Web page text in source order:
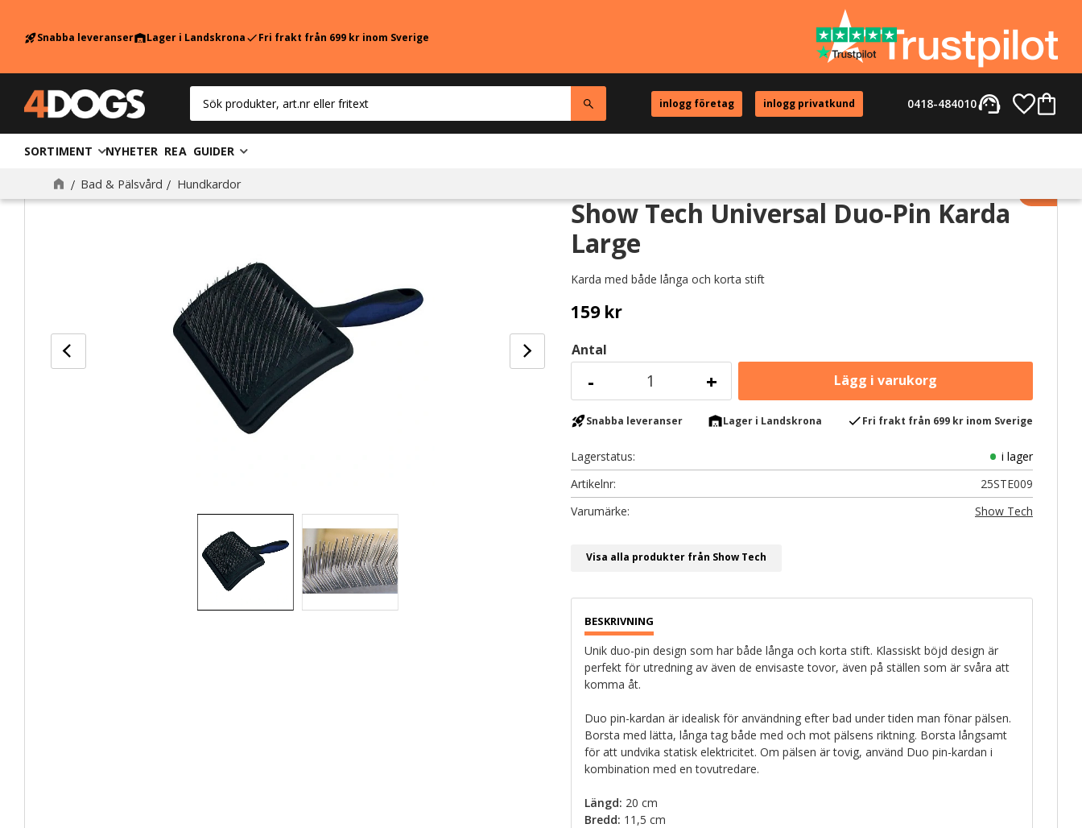
rocket_launchSnabba leveranserwarehouseLager i LandskronacheckFri frakt från 699 kr inom Sverige
inlogg företag inlogg privatkund support_agent
0418-484010
SORTIMENT NYHETER REA GUIDER
Bad & Pälsvård Hundkardor
Show Tech Universal Duo-Pin Karda
Large
Karda med både långa och korta stift
159kr
Antal
+
-
Lägg
rocket_launchSnabba leveranser warehouseLager i Landskrona checkFri frakt från 699 kr inom Sverige
Lagerstatus
i lager
Artikelnr
25STE009
Show Tech
Visa alla produkter från Show Tech
Unik duo-pin design som har både långa och korta stift. Klassiskt böjd design är
perfekt för utredning av även de envisaste tovor, även på ställen som är svåra att
komma åt.
Duo pin-kardan är idealisk för användning efter bad under tiden man fönar pälsen.
Borsta med lätta, långa tag både med och mot pälsens riktning. Borsta långsamt
för att undvika statisk elektricitet. Om pälsen är tovig, använd Duo pin-kardan i
kombination med en tovutredare.
Längd: 20 cm
Bredd: 11,5 cm